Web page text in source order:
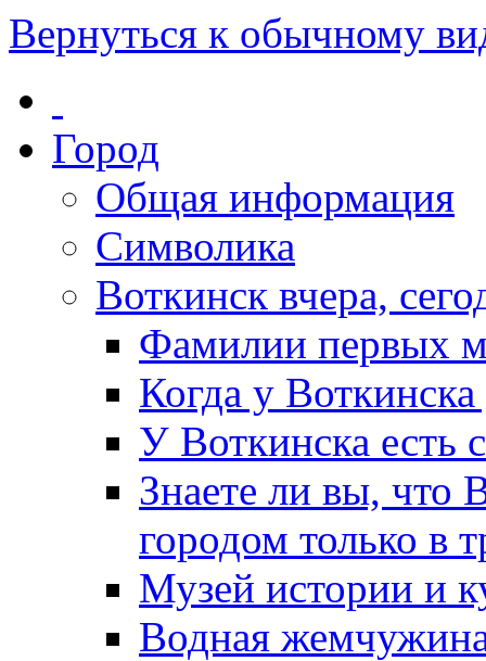
Вернуться к обычному
Город
Общая информация
Символика
Воткинск вчера,
Фамилии первых
Когда у
У Воткинска есть
Знаете ли вы, что
городом только в
Музей истории и
Водная